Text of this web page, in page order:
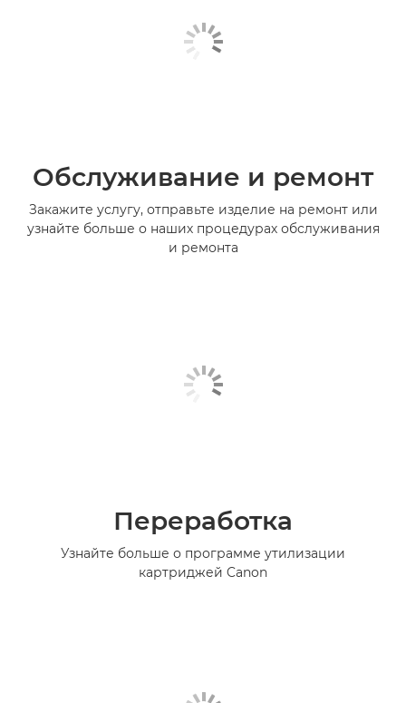
Обслуживание и ремонт
Закажите услугу, отправьте изделие на ремонт или
узнайте больше о наших процедурах обслуживания
и ремонта
Переработка
Узнайте больше о программе утилизации
картриджей Canon